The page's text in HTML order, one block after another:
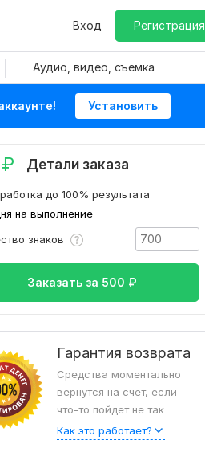
Вход Регистрация
Аудио, видео, съемка
Установить
₽ Детали заказа
на выполнение
до 100% результата
знаков
Заказать за 500 ₽
Гарантия возврата
Средства моментально
вернутся на счет, если
что-то пойдет не так
Как это работает?